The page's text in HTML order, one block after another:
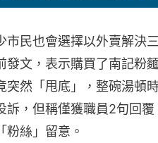
市民也會選擇以外賣解決
發文，表示購買了南記粉
突然「甩底」，整碗湯頓
訴，但稱僅獲職員2句回
粉絲」留意。